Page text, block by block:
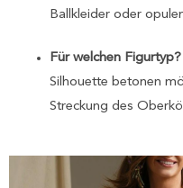
Ballkleider oder
Für welchen Figurtyp?
Silhouette betonen
Streckung des